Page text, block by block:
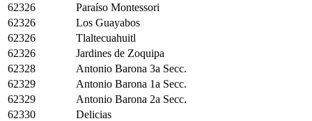
62326
Paraíso Montessori
62326
Los Guayabos
62326
Tlaltecuahuitl
62326
Jardines de Zoquipa
62328
Antonio Barona 3a Secc.
62329
Antonio Barona 1a Secc.
62329
Antonio Barona 2a Secc.
62330
Delicias